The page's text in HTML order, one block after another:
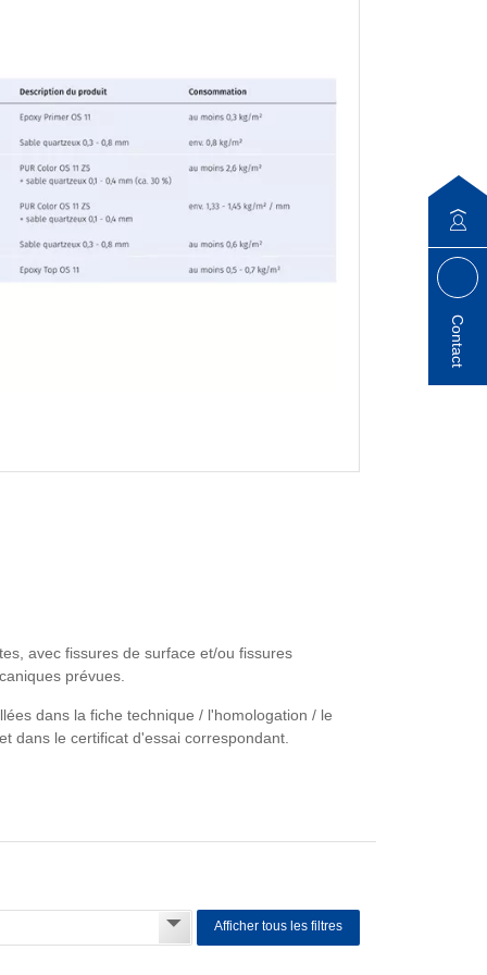
avec fissures de surface et/ou fissures
prévues.
dans la fiche technique / l'homologation / le
dans le certificat d'essai correspondant.
Afficher tous les filtres
Contact